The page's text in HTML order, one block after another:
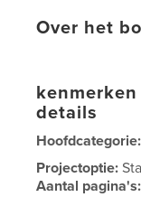
Over het
details
Hoofdcategorie:
Projectoptie:
Aantal